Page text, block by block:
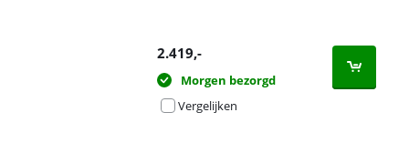
2.419,-
Morgen bezorgd
Vergelijken